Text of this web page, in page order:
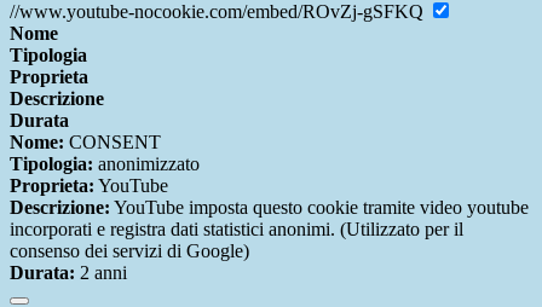
//www.youtube-nocookie.com/embed/ROvZj-gSFKQ
Nome
Tipologia
Proprieta
Descrizione
Durata
Nome: CONSENT
Tipologia: anonimizzato
Proprieta: YouTube
Descrizione: YouTube imposta questo cookie tramite video youtube
incorporati e registra dati statistici anonimi. (Utilizzato per il
consenso dei servizi di Google)
Durata: 2 anni